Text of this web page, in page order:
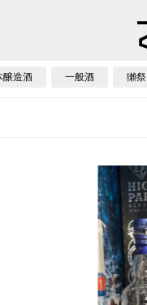
醸造酒 一般酒 獺祭